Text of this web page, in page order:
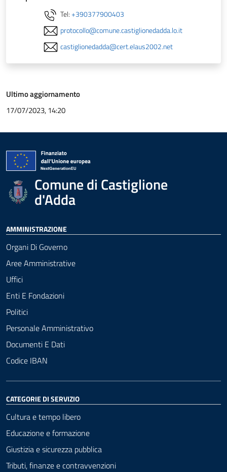
Tel:+390377900403
protocollo@comune.castiglionedadda.lo.it
castiglionedadda@cert.elaus2002.net
Ultimo aggiornamento
17/07/2023, 14:20
Comune di Castiglione
d'Adda
AMMINISTRAZIONE
Organi Di Governo
Aree Amministrative
Uffici
Enti E Fondazioni
Politici
Personale Amministrativo
Documenti E Dati
Codice IBAN
CATEGORIE DI SERVIZIO
Cultura e tempo libero
Educazione e formazione
Giustizia e sicurezza pubblica
Tributi, finanze e contravvenzioni